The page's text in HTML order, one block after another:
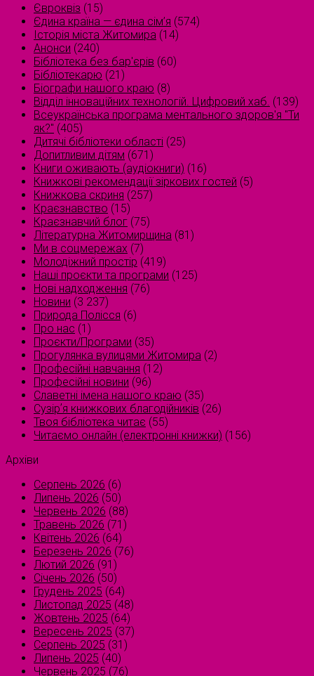
Євроквіз (15)
Єдина країна — єдина сім’я (574)
Історія міста Житомира (14)
Анонси (240)
Бібліотека без бар'єрів (60)
Бібліотекарю (21)
Біографи нашого краю (8)
Відділ інноваційних технологій. Цифровий хаб. (139)
Всеукраїнська програма ментального здоров'я "Ти
як?" (405)
Дитячі бібліотеки області (25)
Допитливим дітям (671)
Книги оживають (аудіокниги) (16)
Книжкові рекомендації зіркових гостей (5)
Книжкова скриня (257)
Краєзнавство (15)
Краєзнавчий блог (75)
Літературна Житомирщина (81)
Ми в соцмережах (7)
Молодіжний простір (419)
Наші проєкти та програми (125)
Нові надходження (76)
Новини (3 237)
Природа Полісся (6)
Про нас (1)
Проєкти/Програми (35)
Прогулянка вулицями Житомира (2)
Професійні навчання (12)
Професійні новини (96)
Славетні імена нашого краю (35)
Сузірʼя книжкових благодійників (26)
Твоя бібліотека читає (55)
Читаємо онлайн (електронні книжки) (156)
Архіви
Серпень 2026 (6)
Липень 2026 (50)
Червень 2026 (88)
Травень 2026 (71)
Квітень 2026 (64)
Березень 2026 (76)
Лютий 2026 (91)
Січень 2026 (50)
Грудень 2025 (64)
Листопад 2025 (48)
Жовтень 2025 (64)
Вересень 2025 (37)
Серпень 2025 (31)
Липень 2025 (40)
Червень 2025 (76)